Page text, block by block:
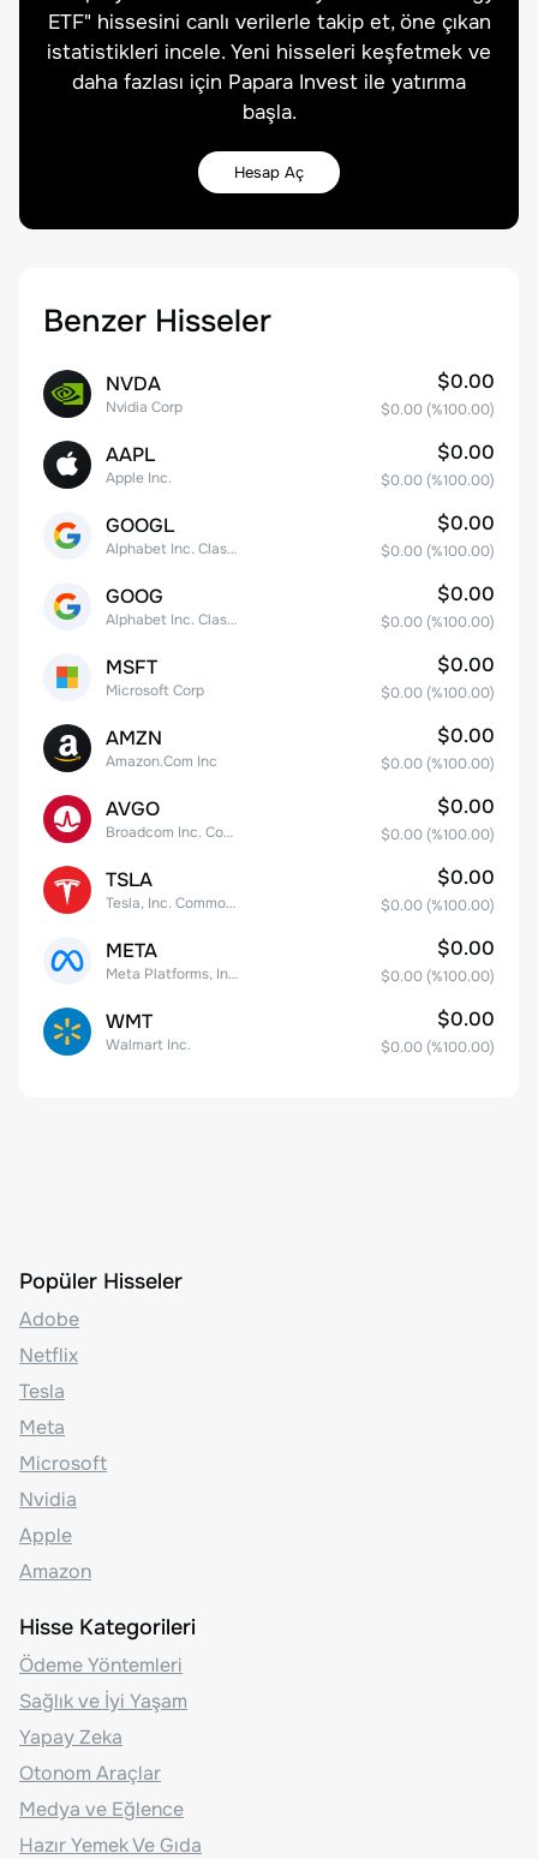
ETF" hissesini canlı verilerle takip et, öne çıkan
istatistikleri incele. Yeni hisseleri keşfetmek ve
daha fazlası için Papara Invest ile yatırıma
başla.
Hesap Aç
Benzer Hisseler
NVDA
Nvidia Corp
$0.00
$0.00 (%100.00)
AAPL
Apple Inc.
$0.00
$0.00 (%100.00)
GOOGL
Alphabet Inc. Class A Common Stock
$0.00
$0.00 (%100.00)
GOOG
Alphabet Inc. Class C Capital Stock
$0.00
$0.00 (%100.00)
MSFT
Microsoft Corp
$0.00
$0.00 (%100.00)
AMZN
Amazon.Com Inc
$0.00
$0.00 (%100.00)
AVGO
Broadcom Inc. Common Stock
$0.00
$0.00 (%100.00)
TSLA
Tesla, Inc. Common Stock
$0.00
$0.00 (%100.00)
META
Meta Platforms, Inc. Class A Common Stock
$0.00
$0.00 (%100.00)
WMT
Walmart Inc.
$0.00
$0.00 (%100.00)
Popüler Hisseler
Adobe
Netflix
Tesla
Meta
Microsoft
Nvidia
Apple
Amazon
Hisse Kategorileri
Ödeme Yöntemleri
Sağlık ve İyi Yaşam
Yapay Zeka
Otonom Araçlar
Medya ve Eğlence
Hazır Yemek Ve Gıda